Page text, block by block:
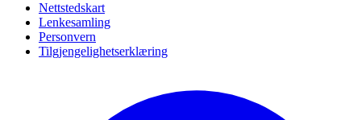
Nettstedskart
Lenkesamling
Personvern
Tilgjengelighetserklæring